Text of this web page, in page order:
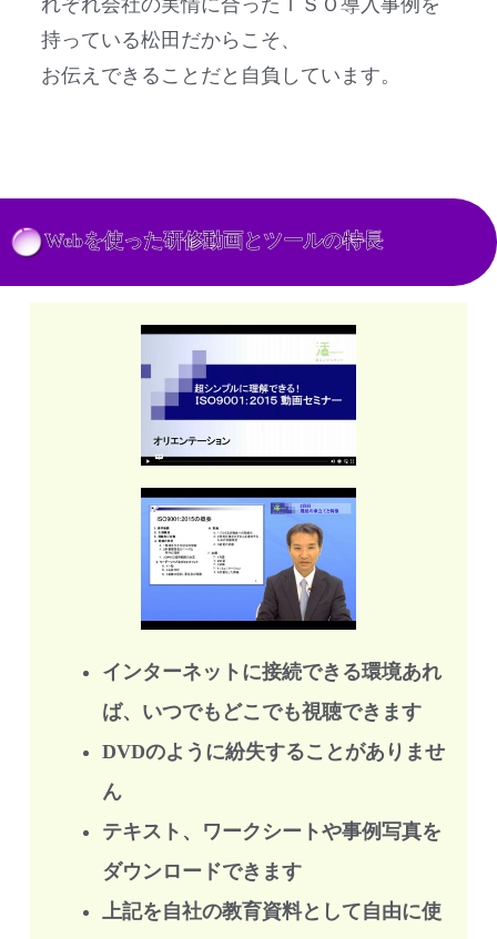
持っている松田だからこそ、
お伝えできることだと自負しています。
Webを使った研修動画とツールの特長
インターネットに接続できる環境あれ
ば、いつでもどこでも視聴できます
DVDのように紛失することがありませ
ん
テキスト、ワークシートや事例写真を
ダウンロードできます
上記を自社の教育資料として自由に使